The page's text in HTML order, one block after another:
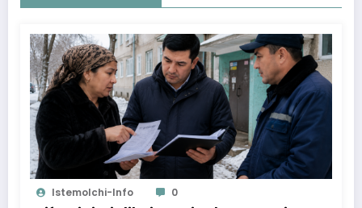
Istemolchi-Info 0